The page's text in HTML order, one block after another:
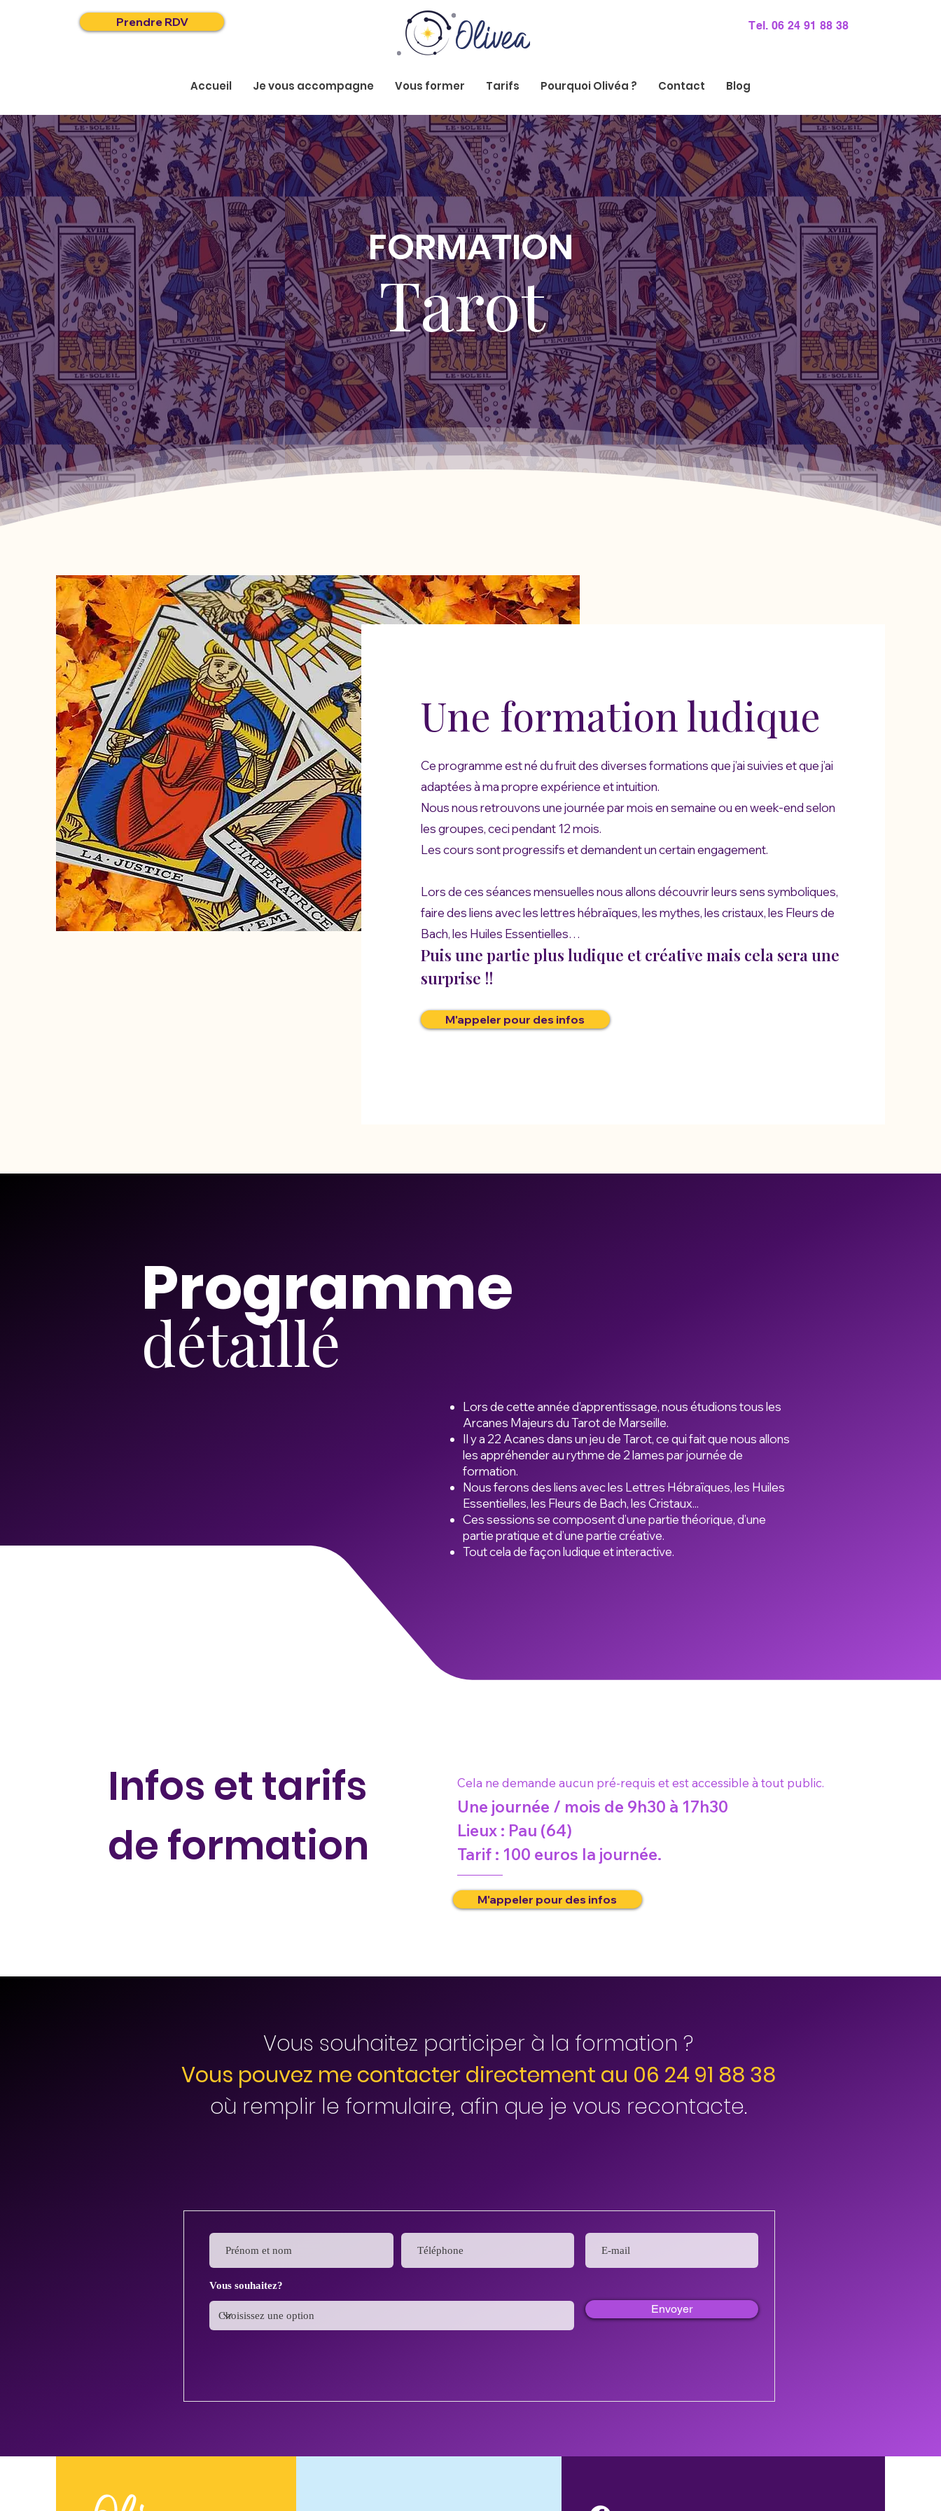
Prendre RDV Tel. 06 24 91 88 38
Accueil Je vous accompagne Vous former Tarifs Pourquoi Olivéa ? Contact Blog
FORMATION
Tarot
Une formation ludique
Ce programme est né du fruit des diverses formations que j’ai suivies et que j’ai
adaptées à ma propre expérience et intuition.
Nous nous retrouvons une journée par mois en semaine ou en week-end selon
les groupes, ceci pendant 12 mois.
Les cours sont progressifs et demandent un certain engagement.
Lors de ces séances mensuelles nous allons découvrir leurs sens symboliques,
faire des liens avec les lettres hébraïques, les mythes, les cristaux, les Fleurs de
Bach, les Huiles Essentielles…
Puis une partie plus ludique et créative mais cela sera une
surprise !!
M'appeler pour des infos
Programme
détaillé
Lors de cette année d’apprentissage, nous étudions tous les
Arcanes Majeurs du Tarot de Marseille.
Il y a 22 Acanes dans un jeu de Tarot, ce qui fait que nous allons
les appréhender au rythme de 2 lames par journée de
formation.
Nous ferons des liens avec les Lettres Hébraïques, les Huiles
Essentielles, les Fleurs de Bach, les Cristaux...
Ces sessions se composent d’une partie théorique, d’une
partie pratique et d’une partie créative.
Tout cela de façon ludique et interactive.
Infos et tarifs
de formation
Cela ne demande aucun pré-requis et est accessible à tout public.
Une journée / mois de 9h30 à 17h30
Lieux : Pau (64)
Tarif : 100 euros la journée.
M'appeler pour des infos
Vous souhaitez participer à la formation ?
Vous pouvez me contacter directement au 06 24 91 88 38
où remplir le formulaire, afin que je vous recontacte.
Vous souhaitez?
Envoyer